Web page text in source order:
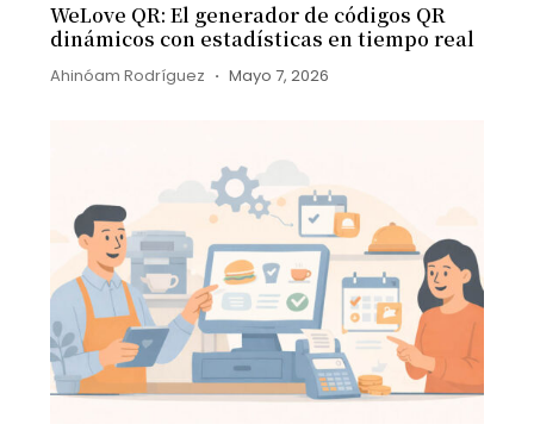
WeLove QR: El generador de códigos QR
dinámicos con estadísticas en tiempo real
Ahinóam Rodríguez Mayo 7, 2026